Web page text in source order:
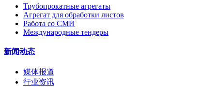
Трубопрокатные агрегаты
Агрегат для обработки листов
Работа со СМИ
Международные тендеры
新闻动态
媒体报道
行业资讯